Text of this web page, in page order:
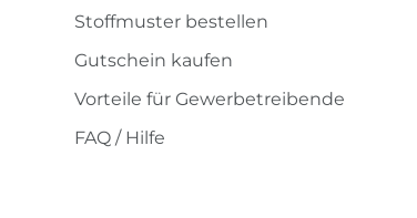
Stoffmuster bestellen
Gutschein kaufen
Vorteile für Gewerbetreibende
FAQ / Hilfe